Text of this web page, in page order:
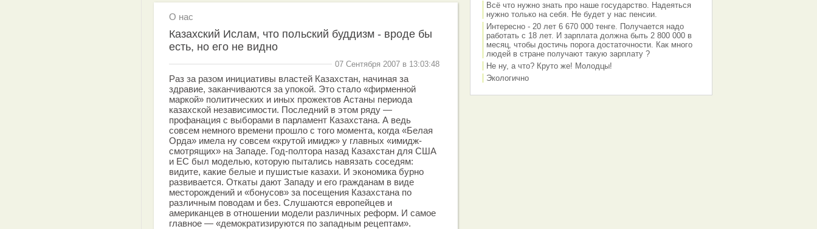
О нас
Казахский Ислам, что польский буддизм - вроде бы
есть, но его не видно
07 Сентября 2007 в 13:03:48
Раз за разом инициативы властей Казахстан, начиная за
здравие, заканчиваются за упокой. Это стало «фирменной
маркой» политических и иных прожектов Астаны периода
казахской независимости. Последний в этом ряду —
профанация с выборами в парламент Казахстана. А ведь
совсем немного времени прошло с того момента, когда «Белая
Орда» имела ну совсем «крутой имидж» у главных «имидж-
смотрящих» на Западе. Год-полтора назад Казахстан для США
и ЕС был моделью, которую пытались навязать соседям:
видите, какие белые и пушистые казахи. И экономика бурно
развивается. Откаты дают Западу и его гражданам в виде
месторождений и «бонусов» за посещения Казахстана по
различным поводам и без. Слушаются европейцев и
американцев в отношении модели различных реформ. И самое
главное — «демократизируются по западным рецептам».
Всё что нужно знать про наше государство. Надеяться
нужно только на себя. Не будет у нас пенсии.
Интересно - 20 лет 6 670 000 тенге. Получается надо
работать с 18 лет. И зарплата должна быть 2 800 000 в
месяц, чтобы достичь порога достаточности. Как много
людей в стране получают такую зарплату ?
Не ну, а что? Круто же! Молодцы!
Экологично